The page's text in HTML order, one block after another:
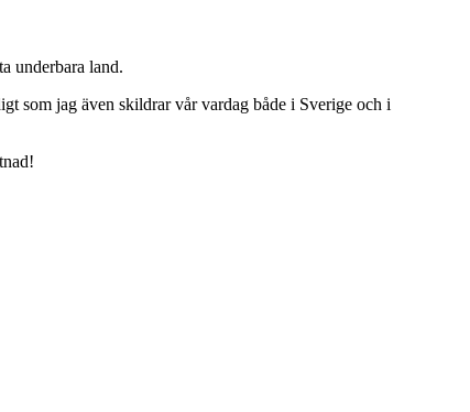
underbara land.
som jag även skildrar vår vardag både i Sverige och i